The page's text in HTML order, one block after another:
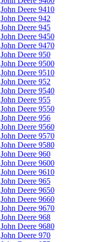
John Deere 9410
John Deere 942
John Deere 945
John Deere 9450
John Deere 9470
John Deere 950
John Deere 9500
John Deere 9510
John Deere 952
John Deere 9540
John Deere 955
John Deere 9550
John Deere 956
John Deere 9560
John Deere 9570
John Deere 9580
John Deere 960
John Deere 9600
John Deere 9610
John Deere 965
John Deere 9650
John Deere 9660
John Deere 9670
John Deere 968
John Deere 9680
John Deere 970